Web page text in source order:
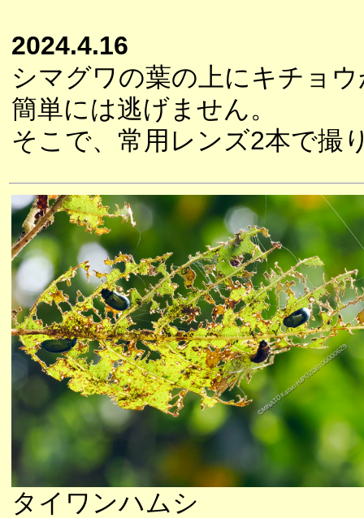
2024.4.16
シマグワの葉の上にキチョ
簡単には逃げません。
そこで、常用レンズ2本で撮
タイワンハムシ